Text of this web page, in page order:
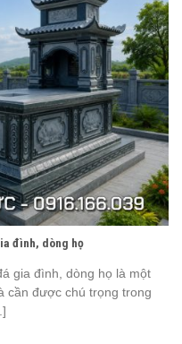
đình, dòng họ
gia đình, dòng họ là một
cần được chú trọng trong